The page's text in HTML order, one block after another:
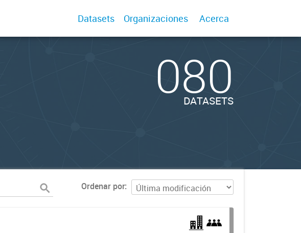
Datasets Organizaciones Acerca
080
DATASETS
Ordenar por